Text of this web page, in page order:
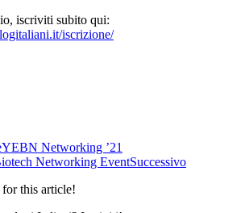
iscriviti subito qui:
iscrizione/
YEBN Networking ’21
Networking EventSuccessivo
for this article!